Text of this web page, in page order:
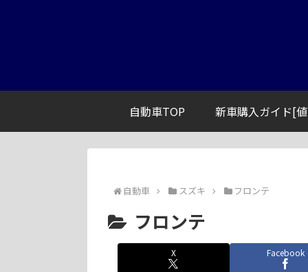
自動車TOP 新車購入ガイド[
自動車 スズキ フロンテ
フロンテ
X
Facebook